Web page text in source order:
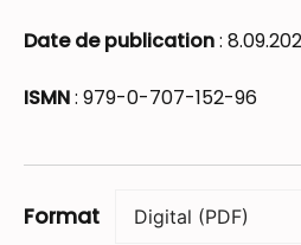
Date de publication:
ISMN: 979-0-707-152-96
Format